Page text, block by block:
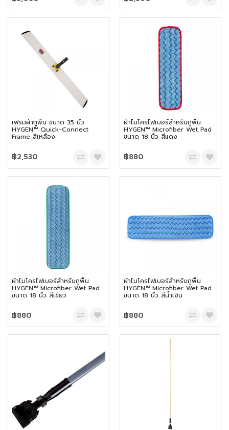
เฟรมผ้าถูพื้น ขนาด 35 นิ้ว
HYGEN™ Quick-Connect
Frame สีเหลือง
฿2,530
ผ้าไมโครไฟเบอร์สำหรับถูพื้น
HYGEN™ Microfiber Wet Pad
ขนาด 18 นิ้ว สีแดง
฿880
ผ้าไมโครไฟเบอร์สำหรับถูพื้น
HYGEN™ Microfiber Wet Pad
ขนาด 18 นิ้ว สีเขียว
฿880
ผ้าไมโครไฟเบอร์สำหรับถูพื้น
HYGEN™ Microfiber Wet Pad
ขนาด 18 นิ้ว สีน้ำเงิน
฿880